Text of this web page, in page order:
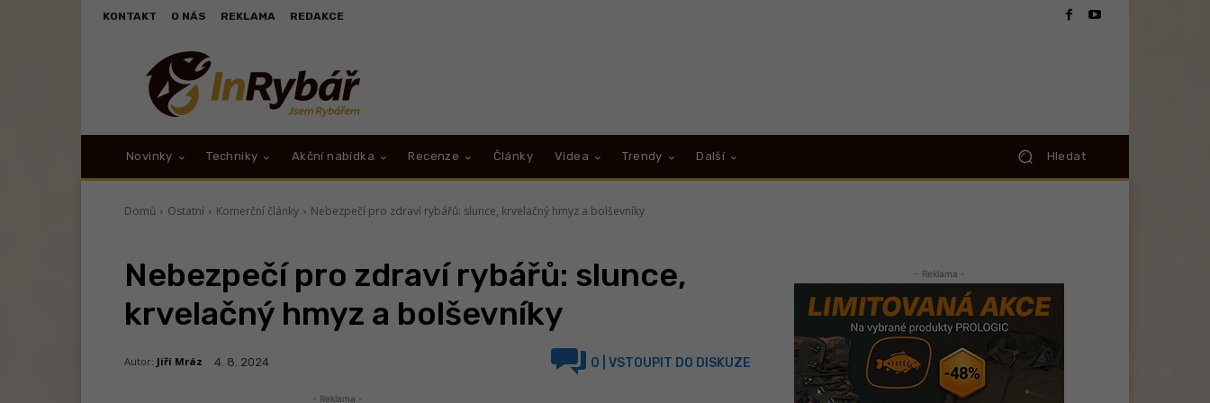
KONTAKT O NÁS REKLAMA REDAKCE
Novinky Techniky Akční nabídka Recenze Články Videa Trendy Další Hledat
Domů Ostatní Komerční články Nebezpečí pro zdraví rybářů: slunce, krvelačný hmyz a bolševníky
Nebezpečí pro zdraví rybářů: slunce,
krvelačný hmyz a bolševníky
Autor: Jiří Mráz 4. 8. 2024 0 | VSTOUPIT DO DISKUZE
- Reklama -
- Reklama -